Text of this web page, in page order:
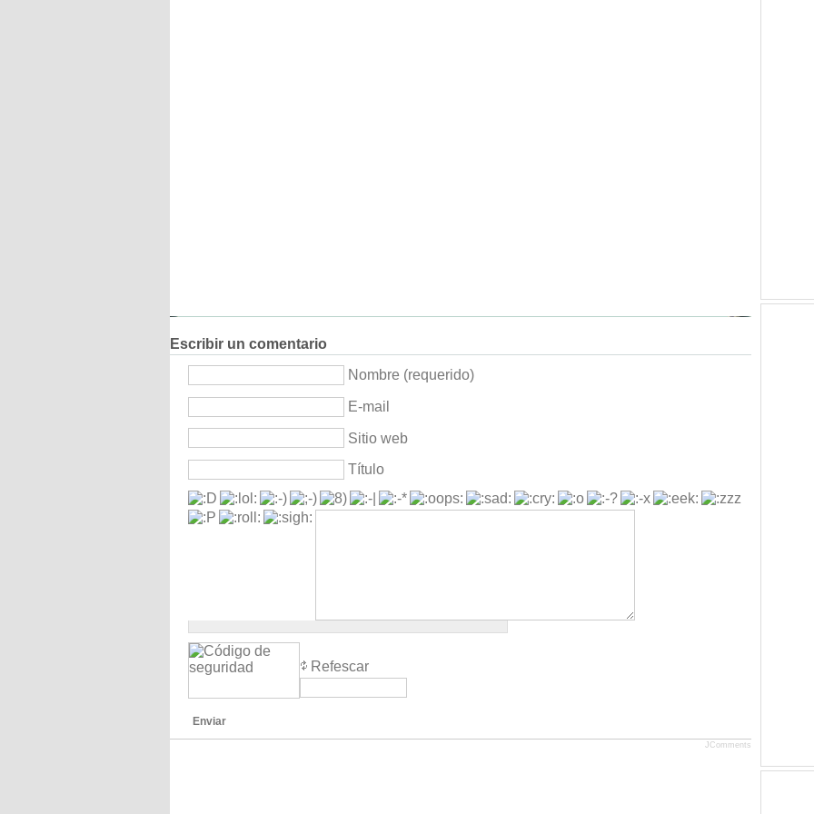
Escribir un comentario
Nombre (requerido)
E-mail
Sitio web
Título
Refescar
Enviar
JComments